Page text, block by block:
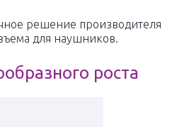
решение производителя
для наушников.
роста